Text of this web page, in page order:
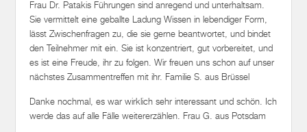
lässt Zwischenfragen zu, die sie gerne beantwortet, und bindet
den Teilnehmer mit ein. Sie ist konzentriert, gut vorbereitet, und
es ist eine Freude, ihr zu folgen. Wir freuen uns schon auf unser
nächstes Zusammentreffen mit ihr. Familie S. aus Brüssel
Danke nochmal, es war wirklich sehr interessant und schön. Ich
Vielen Dank für die faszinierende und lebendige Führung heute!